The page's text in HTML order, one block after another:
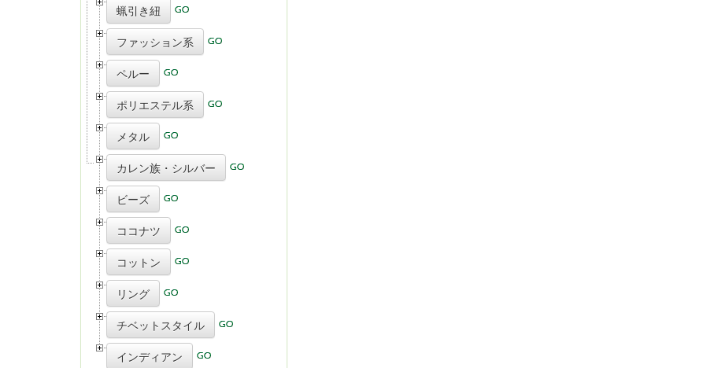
蝋引き紐
ファッション系
ペルー
ポリエステル系
メタル
カレン族・シルバー
ビーズ
ココナツ
コットン
リング
チベットスタイル
インディアン